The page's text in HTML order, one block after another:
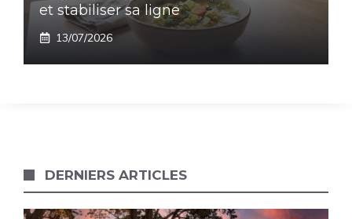
et stabiliser sa ligne
13/07/2026
DERNIERS ARTICLES